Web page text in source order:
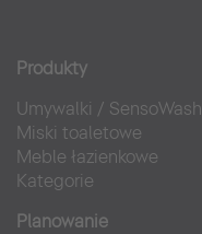
Produkty
Umywalki / SensoWash
Miski toaletowe
Meble łazienkowe
Kategorie
Planowanie